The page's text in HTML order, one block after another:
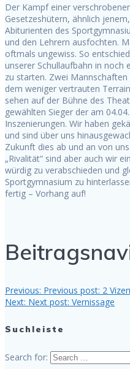
Der Kampf einer
Gesetzeshütern, ähnlich
Abiturienten des
und den Lehrern ausfochten.
oftmals ungewiss. So
unserer Schullaufbahn in
zu starten. Zwei
dem weniger vertrauten
sehen auf der Bühne des
gewählten Sieger der am
Inszenierungen. Wir haben
und sind über uns
Zukunft dies ab und an von
„Rivalität“ sind aber auch wir
würdig zu verabschieden und
Sportgymnasium zu
fertig – Vorhang auf!
Previous: Previous post: 2
Next: Next post: Vernissage
Suchleiste
Search for: